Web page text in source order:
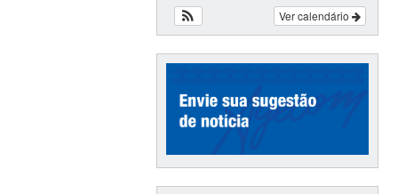
Ver calendário